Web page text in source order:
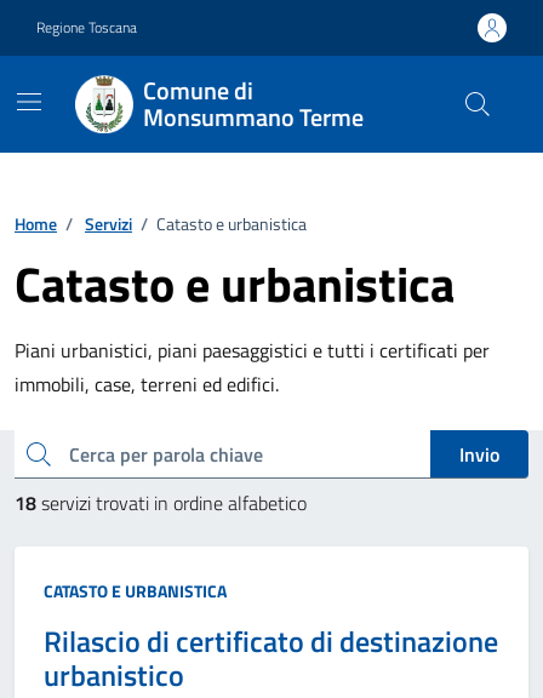
Regione Toscana
Comune di
Monsummano Terme
Home / Servizi / Catasto e urbanistica
Catasto e urbanistica
Piani urbanistici, piani paesaggistici e tutti i certificati per
immobili, case, terreni ed edifici.
Esplora tutti i servizi
cerca
Invio
18servizi trovati in ordine alfabetico
Categoria:
CATASTO E URBANISTICA
Rilascio di certificato di destinazione
urbanistico